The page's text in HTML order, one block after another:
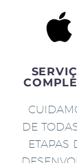
DE
ETAPAS